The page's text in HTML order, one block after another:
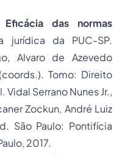
Eficácia das normas
jurídica da PUC-SP.
Alvaro de Azevedo
Tomo: Direito
Serrano Nunes Jr.,
Zockun, André Luiz
São Paulo: Pontifícia
2017.